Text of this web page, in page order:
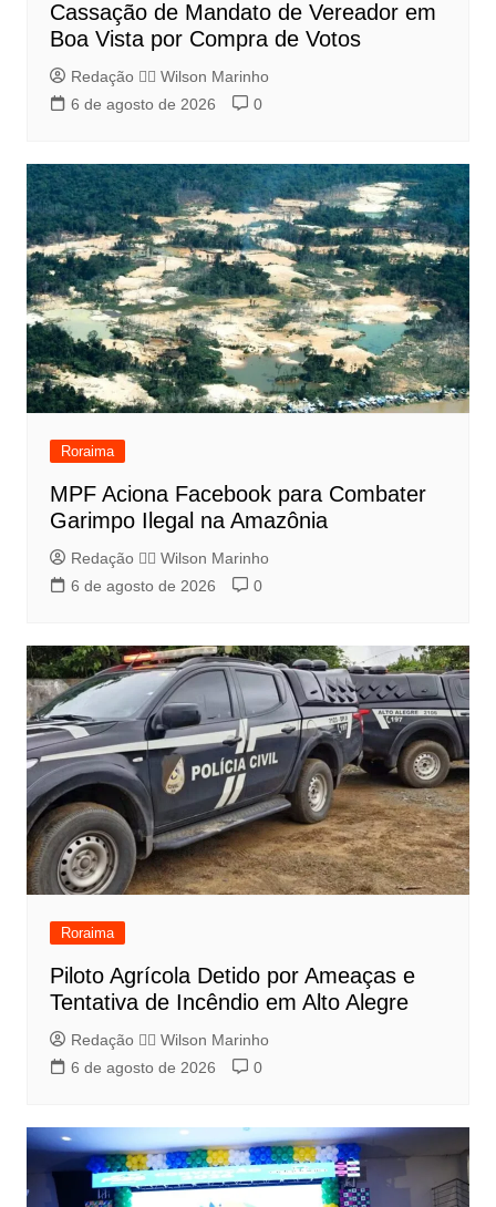
Cassação de Mandato de Vereador em
Boa Vista por Compra de Votos
Redação 👨‍⚖️​ Wilson Marinho
6 de agosto de 2026
0
Roraima
MPF Aciona Facebook para Combater
Garimpo Ilegal na Amazônia
Redação 👨‍⚖️​ Wilson Marinho
6 de agosto de 2026
0
Roraima
Piloto Agrícola Detido por Ameaças e
Tentativa de Incêndio em Alto Alegre
Redação 👨‍⚖️​ Wilson Marinho
6 de agosto de 2026
0